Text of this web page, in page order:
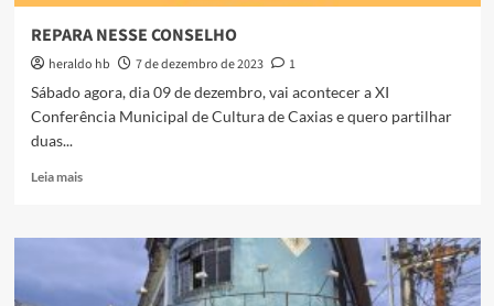
REPARA NESSE CONSELHO
heraldo hb 7 de dezembro de 2023
1
Sábado agora, dia 09 de dezembro, vai acontecer a XI
Conferência Municipal de Cultura de Caxias e quero partilhar
duas...
Leia maisRead
REPARA
CONSELHO